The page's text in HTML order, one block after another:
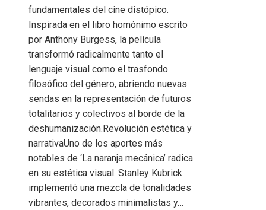
fundamentales del cine distópico.
Inspirada en el libro homónimo escrito
por Anthony Burgess, la película
transformó radicalmente tanto el
lenguaje visual como el trasfondo
filosófico del género, abriendo nuevas
sendas en la representación de futuros
totalitarios y colectivos al borde de la
deshumanización.Revolución estética y
narrativaUno de los aportes más
notables de ‘La naranja mecánica’ radica
en su estética visual. Stanley Kubrick
implementó una mezcla de tonalidades
vibrantes, decorados minimalistas y…